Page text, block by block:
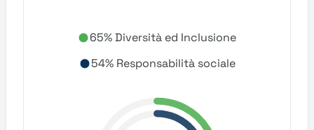
65% Diversità ed Inclusione
54% Responsabilità sociale